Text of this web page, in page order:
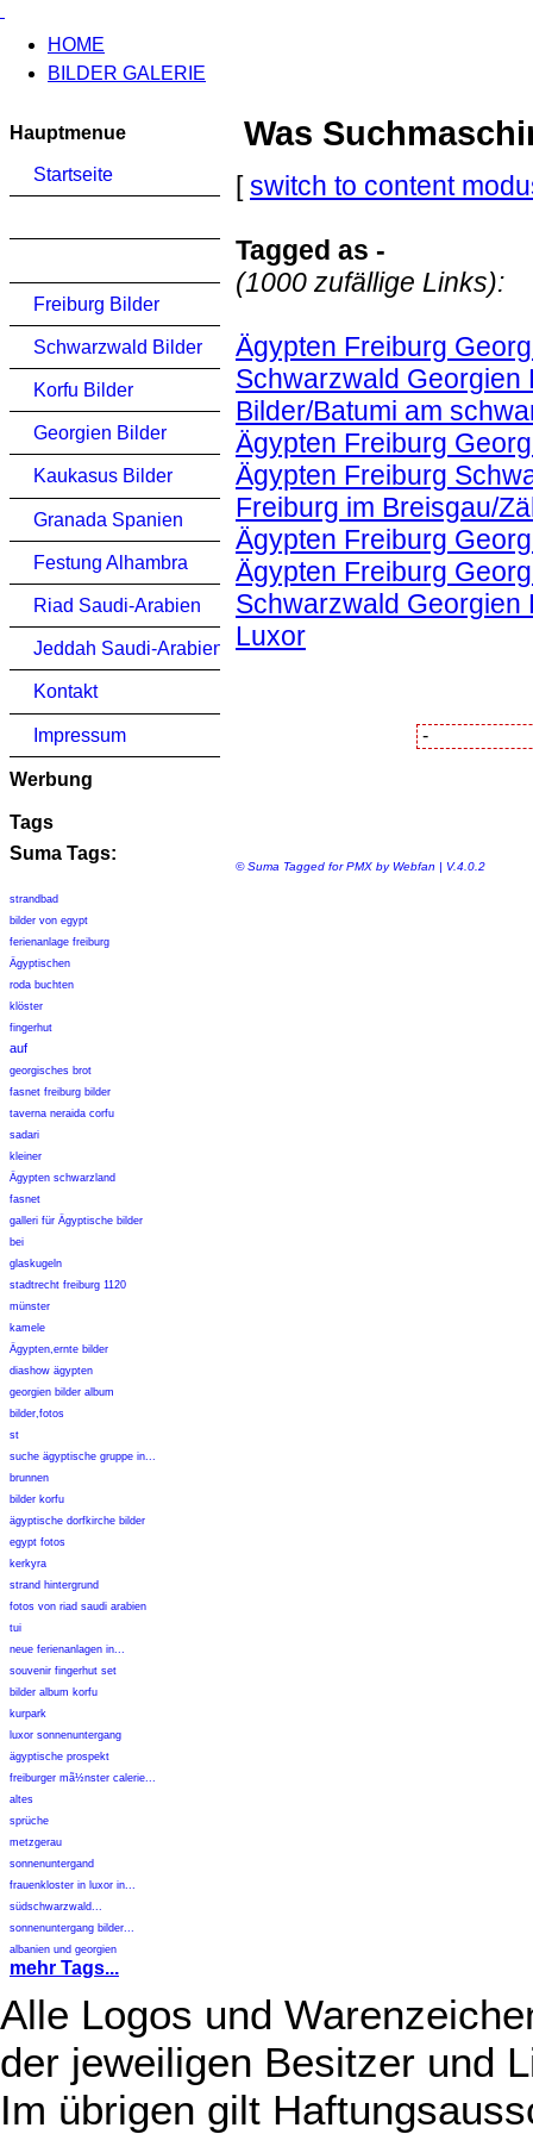
HOME
BILDER GALERIE
Hauptmenue
Startseite
Freiburg Bilder
Schwarzwald Bilder
Korfu Bilder
Georgien Bilder
Kaukasus Bilder
Granada Spanien
Festung Alhambra
Riad Saudi-Arabien
Jeddah Saudi-Arabien
Kontakt
Impressum
Werbung
Tags
Suma Tags:
strandbad
bilder von egypt
ferienanlage freiburg
Ägyptischen
roda buchten
klöster
fingerhut
auf
georgisches brot
fasnet freiburg bilder
taverna neraida corfu
sadari
kleiner
Ägypten schwarzland
fasnet
galleri für Ägyptische bilder
bei
glaskugeln
stadtrecht freiburg 1120
münster
kamele
Ägypten,ernte bilder
diashow ägypten
georgien bilder album
bilder,fotos
st
suche ägyptische gruppe in...
brunnen
bilder korfu
ägyptische dorfkirche bilder
egypt fotos
kerkyra
strand hintergrund
fotos von riad saudi arabien
tui
neue ferienanlagen in...
souvenir fingerhut set
bilder album korfu
kurpark
luxor sonnenuntergang
ägyptische prospekt
freiburger mã½nster calerie...
altes
sprüche
metzgerau
sonnenuntergand
frauenkloster in luxor in...
südschwarzwald...
sonnenuntergang bilder...
albanien und georgien
mehr Tags...
Was
[switch to content
Tagged as -
(1000 zufällige Links):
Ägypten Freiburg
Schwarzwald Georgien
Bilder/Batumi am
Ägypten Freiburg
Ägypten Freiburg
Freiburg im Breisgau/
Ägypten Freiburg
Ägypten Freiburg
Schwarzwald Georgien
Luxor
© Suma Tagged for PMX by Webfan | V.4.0.2
Alle Logos und
der jeweiligen Besitzer und
Im übrigen gilt